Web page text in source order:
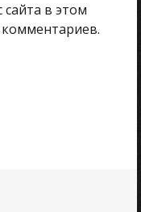
в этом